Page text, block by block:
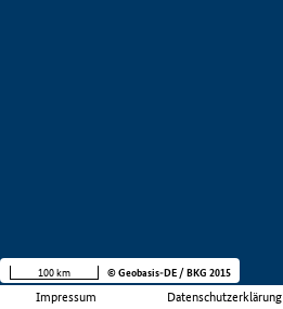
Impressum Datenschutzerklärung
100 km © Geobasis-DE / BKG 2015